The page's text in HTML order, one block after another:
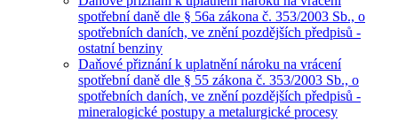
spotřební daně dle § 56a zákona č. 353/2003 Sb., o
spotřebních daních, ve znění pozdějších předpisů -
ostatní benziny
Daňové přiznání k uplatnění nároku na vrácení
spotřební daně dle § 55 zákona č. 353/2003 Sb., o
spotřebních daních, ve znění pozdějších předpisů -
mineralogické postupy a metalurgické procesy